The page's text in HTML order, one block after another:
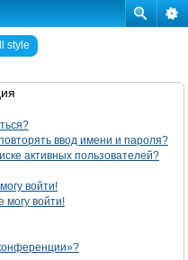
style
ввод имени и пароля?
активных пользователей?
войти!
могу войти!